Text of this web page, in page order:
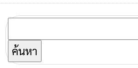
ค้นหา
สำหรับ: